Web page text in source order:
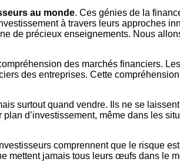
au monde. Ces génies de la
à travers leurs approches
de précieux enseignements. Nous
des marchés financiers.
des entreprises. Cette
surtout quand vendre. Ils ne se
d’investissement, même dans les
comprennent que le risque
mettent jamais tous leurs œufs dans le